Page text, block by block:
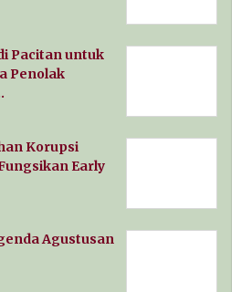
Pacitan untuk
Penolak
Korupsi
Early
Agustusan